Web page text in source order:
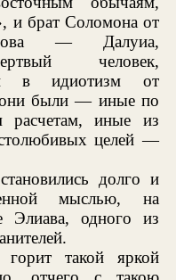
и брат Соломона от
— Далуиа,
человек,
в идиотизм от
они были — иные по
иные из
целей —
долго и
мыслью, на
Элиава, одного из
горит такой яркой